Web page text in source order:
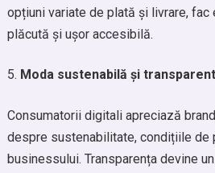
opțiuni variate de plată și livrare, fac
plăcută și ușor accesibilă.
Moda sustenabilă și
Consumatorii digitali apreciază
despre sustenabilitate, condițiile de
businessului. Transparența devine